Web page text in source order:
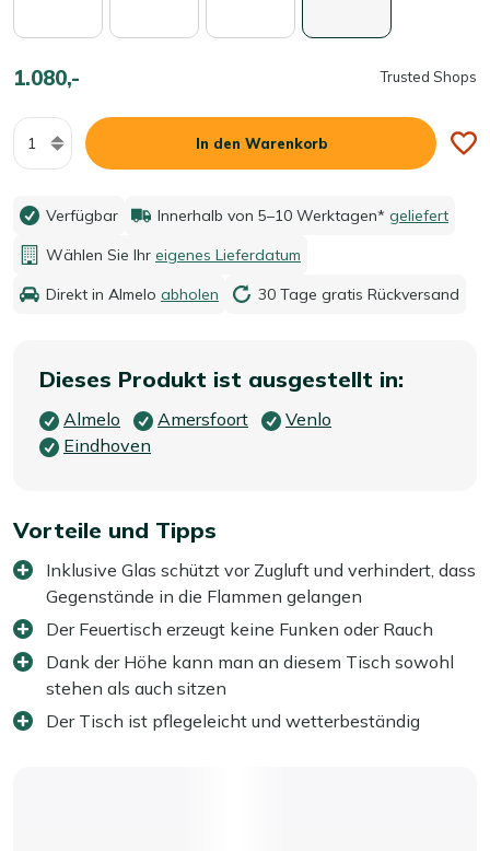
1.080,- Trusted Shops
Menge
In den Warenkorb
Verfügbar Innerhalb von 5–10 Werktagen* geliefert
Wählen Sie Ihr eigenes Lieferdatum
Direkt in Almelo abholen 30 Tage gratis Rückversand
Dieses Produkt ist ausgestellt in:
Almelo Amersfoort
Venlo
Eindhoven
Vorteile und Tipps
Inklusive Glas schützt vor Zugluft und verhindert, dass
Gegenstände in die Flammen gelangen
Der Feuertisch erzeugt keine Funken oder Rauch
Dank der Höhe kann man an diesem Tisch sowohl
stehen als auch sitzen
Der Tisch ist pflegeleicht und wetterbeständig